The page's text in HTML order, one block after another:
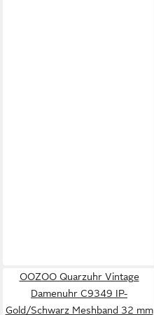
OOZOO Quarzuhr Vintage
Damenuhr C9349 IP-
Gold/Schwarz Meshband 32 mm